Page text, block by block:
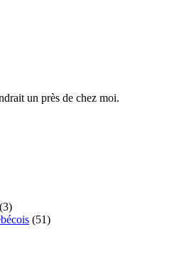
un près de chez moi.
(3)
(51)